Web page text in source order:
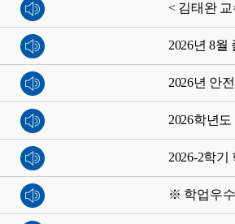
< 김태완
2026년 8월
2026년 안
2026학년
2026-2학기
※ 학업우수